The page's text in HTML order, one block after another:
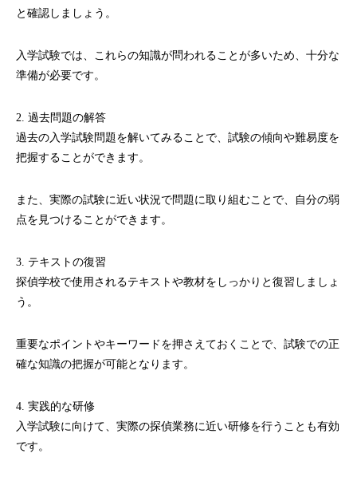
と確認しましょう。
入学試験では、これらの知識が問われることが多いため、十分な
準備が必要です。
2. 過去問題の解答
過去の入学試験問題を解いてみることで、試験の傾向や難易度を
把握することができます。
また、実際の試験に近い状況で問題に取り組むことで、自分の弱
点を見つけることができます。
3. テキストの復習
探偵学校で使用されるテキストや教材をしっかりと復習しましょ
う。
重要なポイントやキーワードを押さえておくことで、試験での正
確な知識の把握が可能となります。
4. 実践的な研修
入学試験に向けて、実際の探偵業務に近い研修を行うことも有効
です。